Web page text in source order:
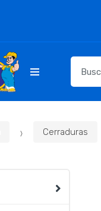
para:
Cerraduras